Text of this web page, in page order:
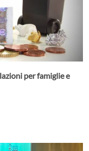
per famiglie e